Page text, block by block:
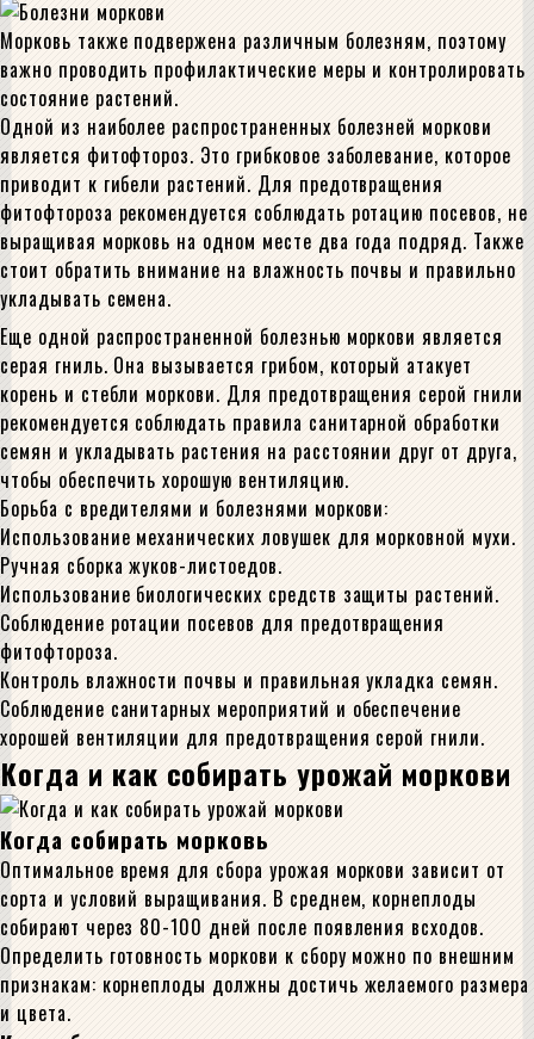
Морковь также подвержена различным болезням, поэтому
важно проводить профилактические меры и контролировать
состояние растений.
Одной из наиболее распространенных болезней моркови
является фитофтороз. Это грибковое заболевание, которое
приводит к гибели растений. Для предотвращения
фитофтороза рекомендуется соблюдать ротацию посевов, не
выращивая морковь на одном месте два года подряд. Также
стоит обратить внимание на влажность почвы и правильно
укладывать семена.
Еще одной распространенной болезнью моркови является
серая гниль. Она вызывается грибом, который атакует
корень и стебли моркови. Для предотвращения серой гнили
рекомендуется соблюдать правила санитарной обработки
семян и укладывать растения на расстоянии друг от друга,
чтобы обеспечить хорошую вентиляцию.
Борьба с вредителями и болезнями моркови:
Использование механических ловушек для морковной мухи.
Ручная сборка жуков-листоедов.
Использование биологических средств защиты растений.
Соблюдение ротации посевов для предотвращения
фитофтороза.
Контроль влажности почвы и правильная укладка семян.
Соблюдение санитарных мероприятий и обеспечение
хорошей вентиляции для предотвращения серой гнили.
Когда и как собирать урожай моркови
Когда собирать морковь
Оптимальное время для сбора урожая моркови зависит от
сорта и условий выращивания. В среднем, корнеплоды
собирают через 80-100 дней после появления всходов.
Определить готовность моркови к сбору можно по внешним
признакам: корнеплоды должны достичь желаемого размера
и цвета.